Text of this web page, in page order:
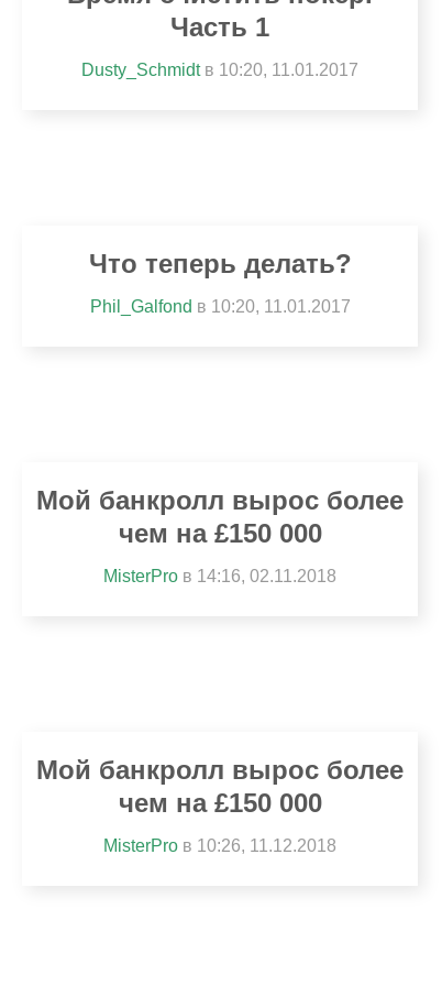
Часть 1
Dusty_Schmidt в 10:20, 11.01.2017
Что теперь делать?
Phil_Galfond в 10:20, 11.01.2017
Мой банкролл вырос более
чем на £150 000
MisterPro в 14:16, 02.11.2018
Мой банкролл вырос более
чем на £150 000
MisterPro в 10:26, 11.12.2018